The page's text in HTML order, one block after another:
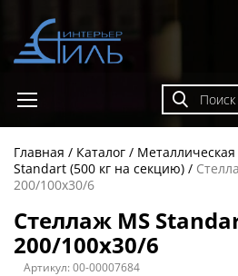
Главная Каталог
Standart (500 кг на секцию)
200/100x30/6
Стеллаж MS
200/100x30/6
Артикул:00-00007684